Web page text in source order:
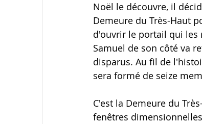
Noël le découvre, il
Demeure du Très-Haut
d'ouvrir le portail qui les
Samuel de son côté va
disparus. Au fil de
sera formé de seize
C'est la Demeure du
fenêtres